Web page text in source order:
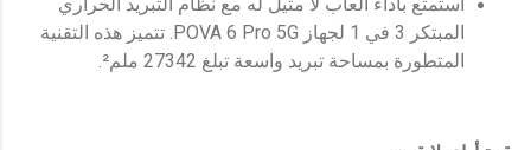
المبتكر 3 في 1 لجهاز POVA 6 Pro 5G. تتميز هذه التقنية
المتطورة بمساحة تبريد واسعة تبلغ 27342 ملم².